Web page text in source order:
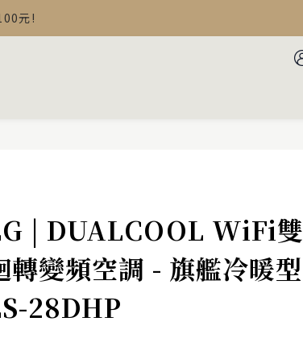
整說明
元!
| DUALCOOL WiFi雙
轉變頻空調 - 旗艦冷暖型
28DHP